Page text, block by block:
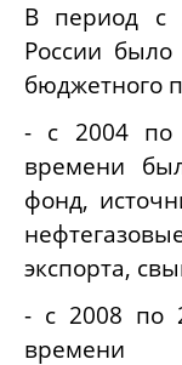
В период с
России было
бюджетного
- с 2004 по
времени
фонд,
экспорта,
- с 2008 по
времени